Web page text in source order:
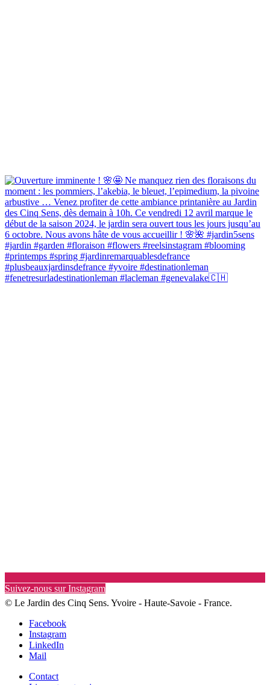
Suivez-nous sur Instagram
© Le Jardin des Cinq Sens. Yvoire - Haute-Savoie - France.
Facebook
Instagram
LinkedIn
Mail
Contact